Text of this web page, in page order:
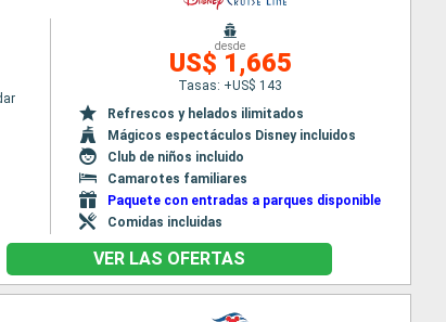
desde
US$ 1,665
Tasas: +US$ 143
Refrescos y helados ilimitados
Mágicos espectáculos Disney incluidos
Club de niños incluido
Camarotes familiares
Paquete con entradas a parques disponible
Comidas incluidas
VER LAS OFERTAS